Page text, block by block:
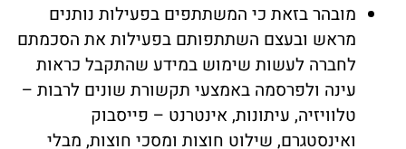
מובהר בזאת כי המשתתפים בפעילות נותנים
מראש ובעצם השתתפותם בפעילות את הסכמתם
לחברה לעשות שימוש במידע שהתקבל כראות
עינה ולפרסמה באמצעי תקשורת שונים לרבות –
טלוויזיה, עיתונות, אינטרנט – פייסבוק
ואינסטגרם, שילוט חוצות ומסכי חוצות, מבלי